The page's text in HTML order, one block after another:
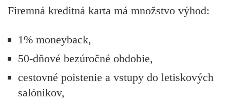
Firemná kreditná karta má množstvo výhod:
1% moneyback,
50-dňové bezúročné obdobie,
cestovné poistenie a vstupy do letiskových
salónikov,